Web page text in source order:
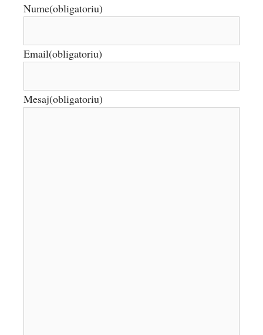
Nume(obligatoriu)
Email(obligatoriu)
Mesaj(obligatoriu)